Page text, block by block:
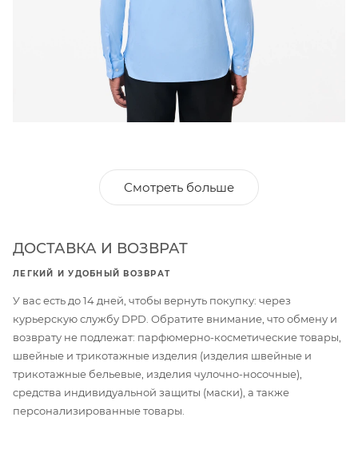
Смотреть больше
ДОСТАВКА И ВОЗВРАТ
ЛЕГКИЙ И УДОБНЫЙ ВОЗВРАТ
У вас есть до 14 дней, чтобы вернуть покупку: через
курьерскую службу DPD. Обратите внимание, что обмену и
возврату не подлежат: парфюмерно-косметические товары,
швейные и трикотажные изделия (изделия швейные и
трикотажные бельевые, изделия чулочно-носочные),
средства индивидуальной защиты (маски), а также
персонализированные товары.